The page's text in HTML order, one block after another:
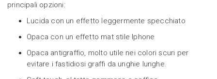
principali opzioni:
Lucida con un effetto leggermente specchiato
Opaca con un effetto mat stile Iphone
Opaca antigraffio, molto utile nei colori scuri per
evitare i fastidiosi graffi da unghie lunghe.